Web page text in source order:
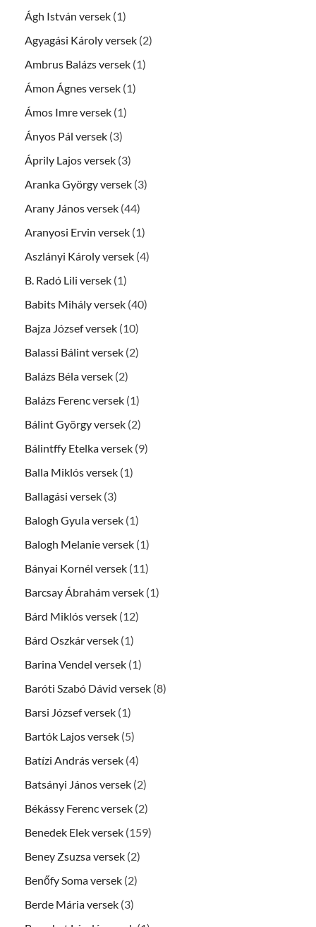
Ágh István versek (1)
Agyagási Károly versek (2)
Ambrus Balázs versek (1)
Ámon Ágnes versek (1)
Ámos Imre versek (1)
Ányos Pál versek (3)
Áprily Lajos versek (3)
Aranka György versek (3)
Arany János versek (44)
Aranyosi Ervin versek (1)
Aszlányi Károly versek (4)
B. Radó Lili versek (1)
Babits Mihály versek (40)
Bajza József versek (10)
Balassi Bálint versek (2)
Balázs Béla versek (2)
Balázs Ferenc versek (1)
Bálint György versek (2)
Bálintffy Etelka versek (9)
Balla Miklós versek (1)
Ballagási versek (3)
Balogh Gyula versek (1)
Balogh Melanie versek (1)
Bányai Kornél versek (11)
Barcsay Ábrahám versek (1)
Bárd Miklós versek (12)
Bárd Oszkár versek (1)
Barina Vendel versek (1)
Baróti Szabó Dávid versek (8)
Barsi József versek (1)
Bartók Lajos versek (5)
Batízi András versek (4)
Batsányi János versek (2)
Békássy Ferenc versek (2)
Benedek Elek versek (159)
Beney Zsuzsa versek (2)
Benőfy Soma versek (2)
Berde Mária versek (3)